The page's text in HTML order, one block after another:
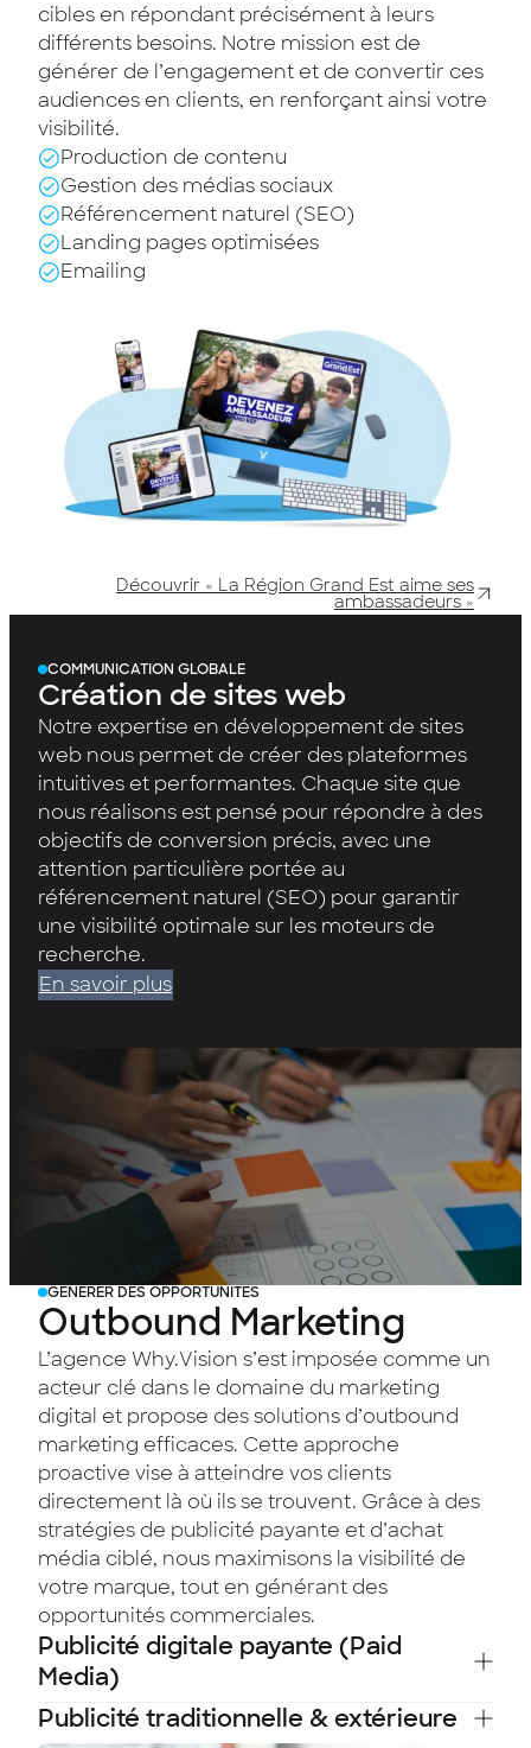
cibles en répondant précisément à leurs
différents besoins. Notre mission est de
générer de l’engagement et de convertir ces
audiences en clients, en renforçant ainsi votre
visibilité.
Production de contenu
Gestion des médias sociaux
Référencement naturel (SEO)
Landing pages optimisées
Emailing
Découvrir « La Région Grand Est aime ses
ambassadeurs »
COMMUNICATION GLOBALE
Création de sites web
Notre expertise en développement de sites
web nous permet de créer des plateformes
intuitives et performantes. Chaque site que
nous réalisons est pensé pour répondre à des
objectifs de conversion précis, avec une
attention particulière portée au
référencement naturel (SEO) pour garantir
une visibilité optimale sur les moteurs de
recherche.
En savoir plus
GÉNÉRER DES OPPORTUNITÉS
Outbound Marketing
L’agence Why.Vision s’est imposée comme un
acteur clé dans le domaine du marketing
digital et propose des solutions d’outbound
marketing efficaces. Cette approche
proactive vise à atteindre vos clients
directement là où ils se trouvent. Grâce à des
stratégies de publicité payante et d’achat
média ciblé, nous maximisons la visibilité de
votre marque, tout en générant des
opportunités commerciales.
Publicité digitale payante (Paid
Media)
Google Ads
Publicité traditionnelle & extérieure